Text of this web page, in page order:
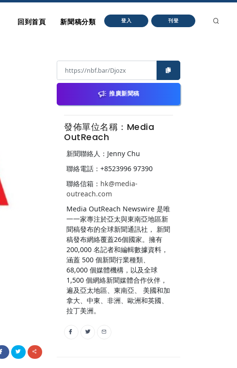
回到首頁 新聞稿分類 登入 刊登
推廣新聞稿
發佈單位名稱：Media
OutReach
新聞聯絡人：Jenny Chu
聯絡電話：+8523996 97390
聯絡信箱： hk@media-
outreach.com
Media OutReach Newswire 是唯
一一家專注於亞太與東南亞地區新
聞稿發布的全球新聞通訊社， 新聞
稿發布網絡覆蓋26個國家。擁有
200,000 名記者和編輯數據資料，
涵蓋 500 個新聞行業種類、
68,000 個媒體機構，以及全球
1,500 個網絡新聞媒體合作伙伴，
遍及亞太地區、東南亞、 美國和加
拿大、中東、非洲、歐洲和英國、
拉丁美洲。